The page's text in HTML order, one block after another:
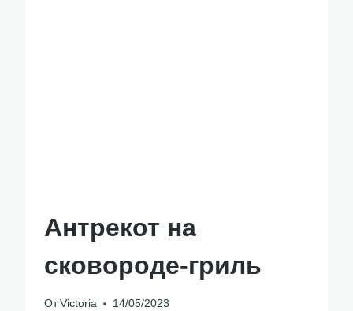
Антрекот на
сковороде-гриль
От Victoria 14/05/2023